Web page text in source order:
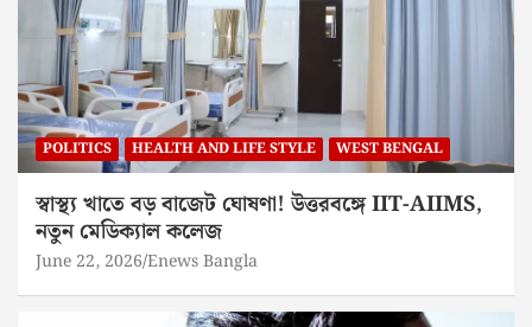
POLITICS HEALTH AND LIFE STYLE WEST BENGAL
স্বাস্থ্য খাতে বড় বাজেট ঘোষণা! উত্তরবঙ্গে IIT-AIIMS,
নতুন মেডিক্যাল কলেজ
June 22, 2026 Enews Bangla